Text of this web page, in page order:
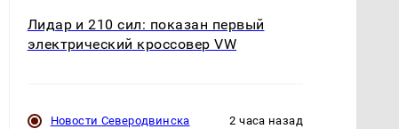
Лидар и 210 сил: показан первый
электрический кроссовер VW
Новости Северодвинска 2 часа назад